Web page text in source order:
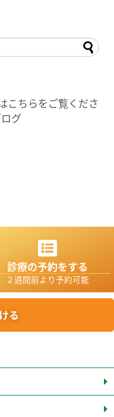
こちらをご覧くださ
グ
診療の予約をする
２週間前より予約可能
る